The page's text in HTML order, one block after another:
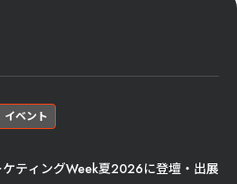
イベント
ケティングWeek夏2026に登壇・出展